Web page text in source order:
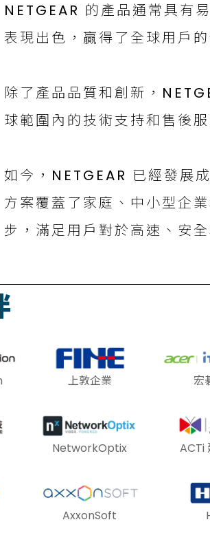
NETGEAR 的產品通常具有
表現出色，贏得了全球用戶的
除了產品品質和創新，
球範圍內的技術支持和售後
如今，NETGEAR 已經發展
方案覆蓋了家庭、中小型企
步，滿足用戶對於高速、安
上敦企業 宏
NetworkOptix ACTi
AxxonSoft